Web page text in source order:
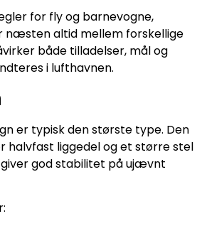
for fly og barnevogne,
næsten altid mellem forskellige
både tilladelser, mål og
i lufthavnen.
er typisk den største type. Den
halvfast liggedel og et større stel
giver god stabilitet på ujævnt